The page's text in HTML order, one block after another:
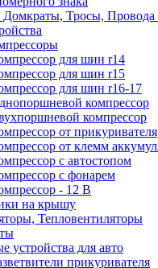
Домкраты, Тросы, Провода
для шин r14
для шин r15
для шин r16-17
компрессор
компрессор
от прикуривателя
от клемм
с автостопом
с фонарем
- 12 В
на крышу
Тепловентиляторы
устройства для авто
прикуривателя